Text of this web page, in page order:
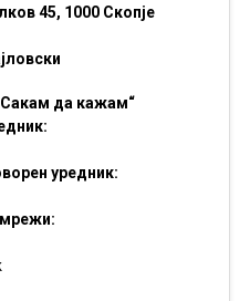
45, 1000 Скопје
да кажам“
уредник:
мрежи: